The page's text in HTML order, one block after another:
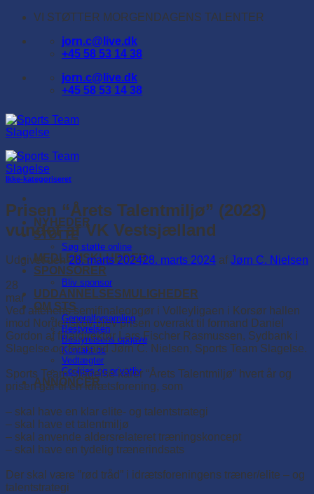
Fortsæt
indhold
VI STØTTER MORGENDAGENS TALENTER
jorn.c@live.dk
+45 58 53 14 38
jorn.c@live.dk
+45 58 53 14 38
NYHEDER
STØTTE
Søg støtte online
MEDLEMSKLUBBER
SPONSORER
Bliv sponsor
UDDANNELSESMULIGHEDER
OM STS
Generalforsamling
Bestyrelsen
Bestyrelsens opgave
Kontakt os
Vedtægter
Cookies og privatliv
ANNONCER
Ikke-kategoriseret
Prisen “Årets Talentmiljø” (2023)
vundet af VK Vestsjælland
Udgivet den28. marts 202428. marts 2024 afJørn C. Nielsen
28
mar
Ved aftenens semifinaleopgør i Volleyligaen i Korsør hallen
imod Nordenskov blev prisen overrakt til formand Daniel
Gordon af filialdirektør Lars Fischer Rasmussen, Sydbank i
Slagelse og formand Jørn C. Nielsen, Sports Team Slagelse.
Sports Team Slagelse kårer “Årets Talentmiljø” hvert år og
prisen går til en idrætsforening, som
– skal have en klar elite- og talentstrategi
– skal have et talentmiljø
– skal anvende aldersrelateret træningskoncept
– skal have en tydelig trænerindsats
Der skal være ”rød tråd” i idrætsforeningens træner/elite – og
talentstrategi